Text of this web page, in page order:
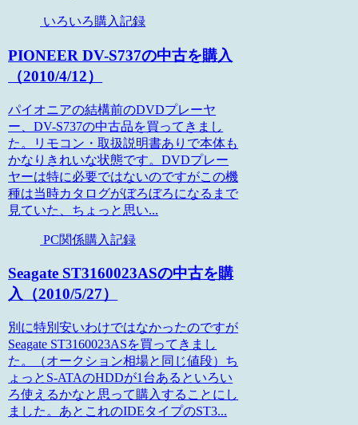
いろいろ購入記録
PIONEER DV-S737の中古を購入
（2010/4/12）
パイオニアの結構前のDVDプレーヤ
ー、DV-S737の中古品を買ってきまし
た。リモコン・取扱説明書ありで本体も
かなりきれいな状態です。DVDプレー
ヤーは特に必要ではないのですがこの機
種は当時カタログがぼろぼろになるまで
見ていた、ちょっと思い...
PC関係購入記録
Seagate ST3160023ASの中古を購
入（2010/5/27）
別に特別安いわけではなかったのですが
Seagate ST3160023ASを買ってきまし
た。（オークション相場と同じ値段）ち
ょっとS-ATAのHDDが1台あるといろい
ろ使えるかなと思って購入することにし
ました。あとこれのIDEタイプのST3...